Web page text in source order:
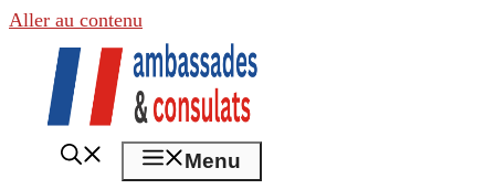
Aller au contenu
Menu